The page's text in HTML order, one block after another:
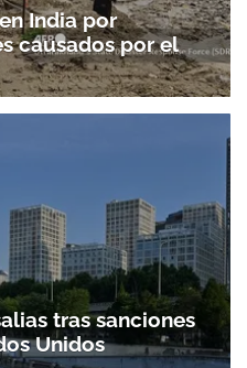
India por
causados por el
tras sanciones
Unidos